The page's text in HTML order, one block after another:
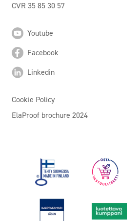
CVR 35 85 30 57
Youtube
Facebook
Linkedin
Cookie Policy
ElaProof brochure 2024